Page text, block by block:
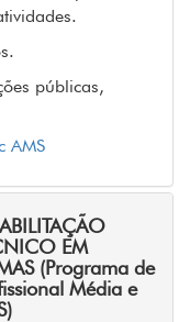
públicas,
AMS
EM
(Programa de
Média e